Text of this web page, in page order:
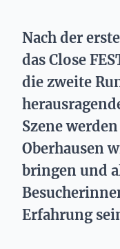
Nach der
das Close
die zweite
Szene
Oberhausen
bringen und
Erfahrung